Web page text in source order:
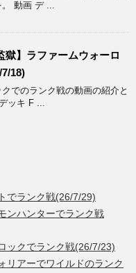
動画 デ ...
獄】ラファームウォーロ
18)
でのランク戦の動画の紹介と
ッキ F ...
でランク戦(26/7/29)
ンハンターでランク戦
ックでランク戦(26/7/23)
リアーでワイルドのランク